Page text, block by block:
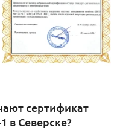
сертификат
в Северске?